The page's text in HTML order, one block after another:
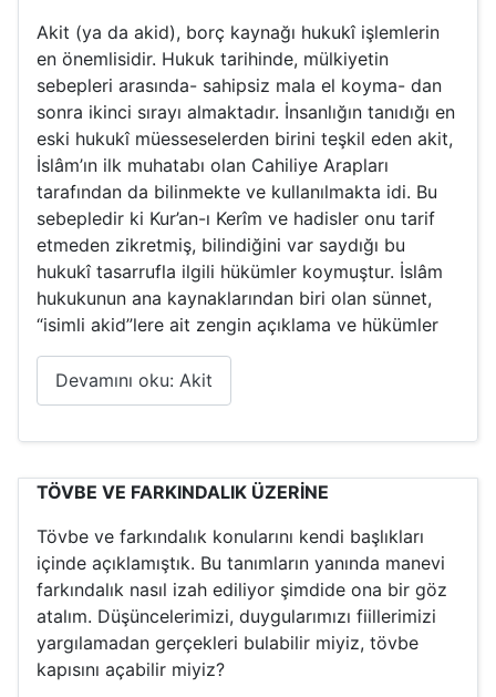
Akit (ya da akid), borç kaynağı hukukî işlemlerin
en önemlisidir. Hukuk tarihinde, mülkiyetin
sebepleri arasında- sahipsiz mala el koyma- dan
sonra ikinci sırayı almaktadır. İnsanlığın tanıdığı en
eski hukukî müesseselerden birini teşkil eden akit,
İslâm’ın ilk muhatabı olan Cahiliye Arapları
tarafından da bilinmekte ve kullanılmakta idi. Bu
sebepledir ki Kur’an-ı Kerîm ve hadisler onu tarif
etmeden zikretmiş, bilindiğini var saydığı bu
hukukî tasarrufla ilgili hükümler koymuştur. İslâm
hukukunun ana kaynaklarından biri olan sünnet,
“isimli akid”lere ait zengin açıklama ve hükümler
Devamını oku: Akit
TÖVBE VE FARKINDALIK ÜZERİNE
Tövbe ve farkındalık konularını kendi başlıkları
içinde açıklamıştık. Bu tanımların yanında manevi
farkındalık nasıl izah ediliyor şimdide ona bir göz
atalım. Düşüncelerimizi, duygularımızı fiillerimizi
yargılamadan gerçekleri bulabilir miyiz, tövbe
kapısını açabilir miyiz?